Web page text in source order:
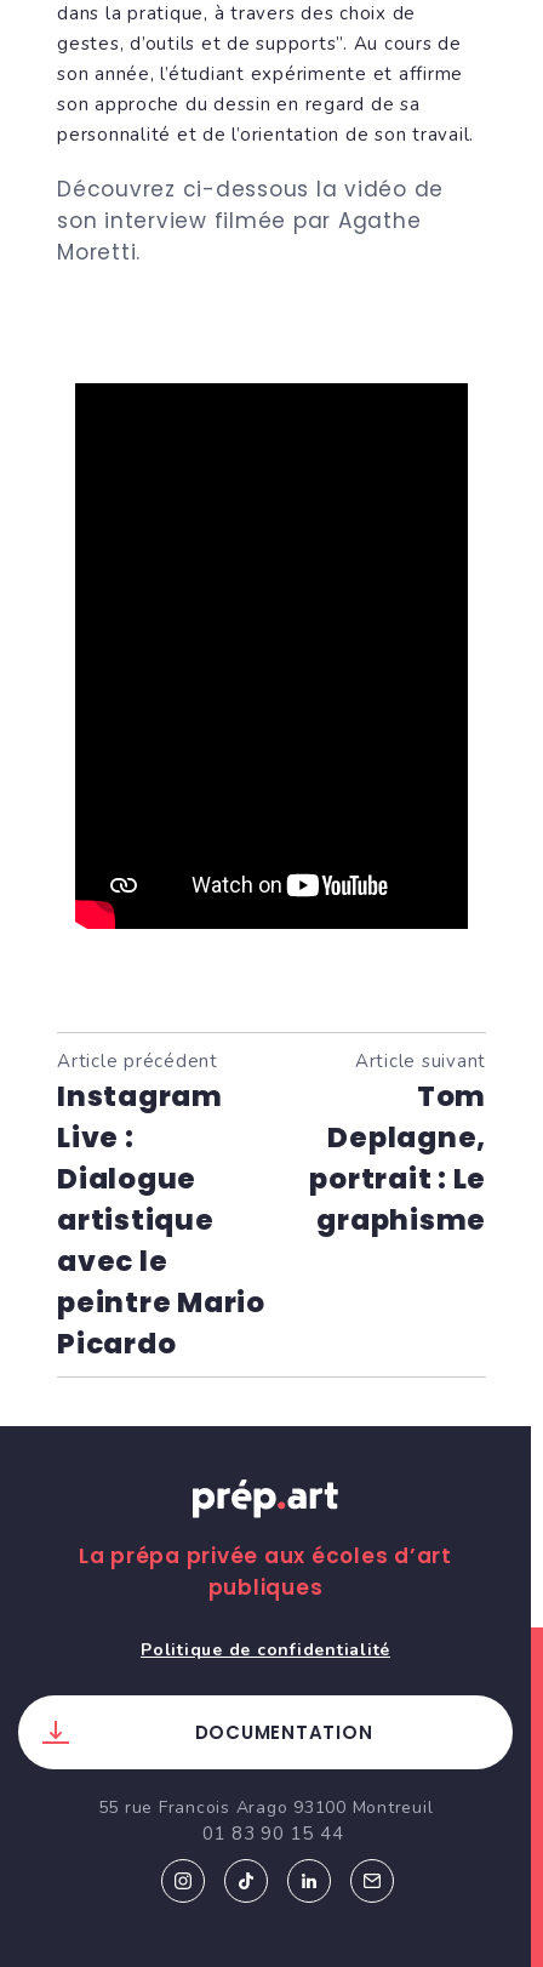
dans la pratique, à travers des choix de
gestes, d’outils et de supports”. Au cours de
son année, l’étudiant expérimente et affirme
son approche du dessin en regard de sa
personnalité et de l’orientation de son travail.
Découvrez ci-dessous la vidéo de
son interview filmée par Agathe
Moretti.
Article précédent
Instagram
Live :
Dialogue
artistique
avec le
peintre Mario
Picardo
Article suivant
Tom
Deplagne,
portrait : Le
graphisme
La prépa privée aux écoles d’art
publiques
Politique de confidentialité
DOCUMENTATION
55 rue Francois Arago 93100 Montreuil
01 83 90 15 44